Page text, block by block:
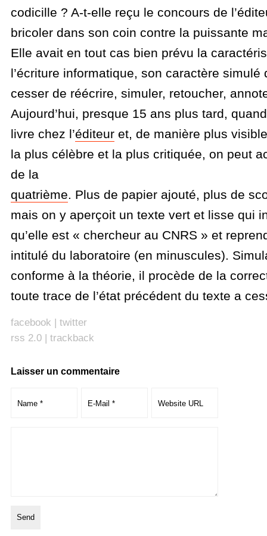
codicille ? A-t-elle reçu le concours de
bricoler dans son coin contre la puissante
Elle avait en tout cas bien prévu la
l’écriture informatique, son caractère simulé
cesser de réécrire, simuler, retoucher,
Aujourd’hui, presque 15 ans plus tard,
livre chez l’éditeuret, de manière plus
la plus célèbre et la plus critiquée, on peut
de la
quatrième. Plus de papier ajouté, plus de
mais on y aperçoit un texte vert et lisse qui
qu’elle est « chercheur au CNRS » et
intitulé du laboratoire (en minuscules).
conforme à la théorie, il procède de la
toute trace de l’état précédent du texte a
facebook | twitter
rss 2.0| trackback
Laisser un commentaire